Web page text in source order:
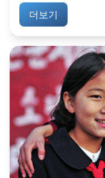
더보기